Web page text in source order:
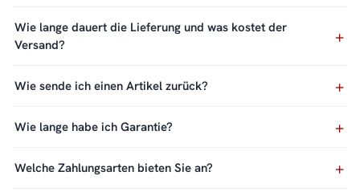
Wie lange dauert die Lieferung und was kostet der
Versand?
Wie sende ich einen Artikel zurück?
Wie lange habe ich Garantie?
Welche Zahlungsarten bieten Sie an?